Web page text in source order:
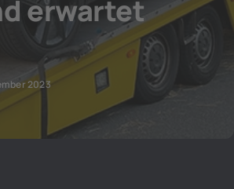
erwartet
2023